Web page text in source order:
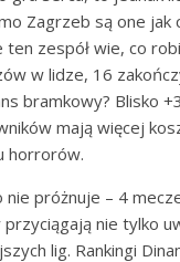
Zagrzeb są one jak
zespół wie, co
w lidze, 16
bramkowy? Blisko
mają więcej
horrorów.
nie próżnuje – 4
nie tylko
lig. Rankingi